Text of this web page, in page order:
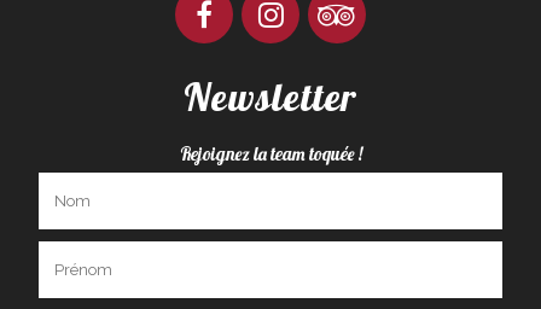
Newsletter
Rejoignez la team toquée !